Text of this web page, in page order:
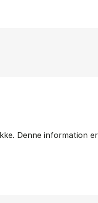
Denne information